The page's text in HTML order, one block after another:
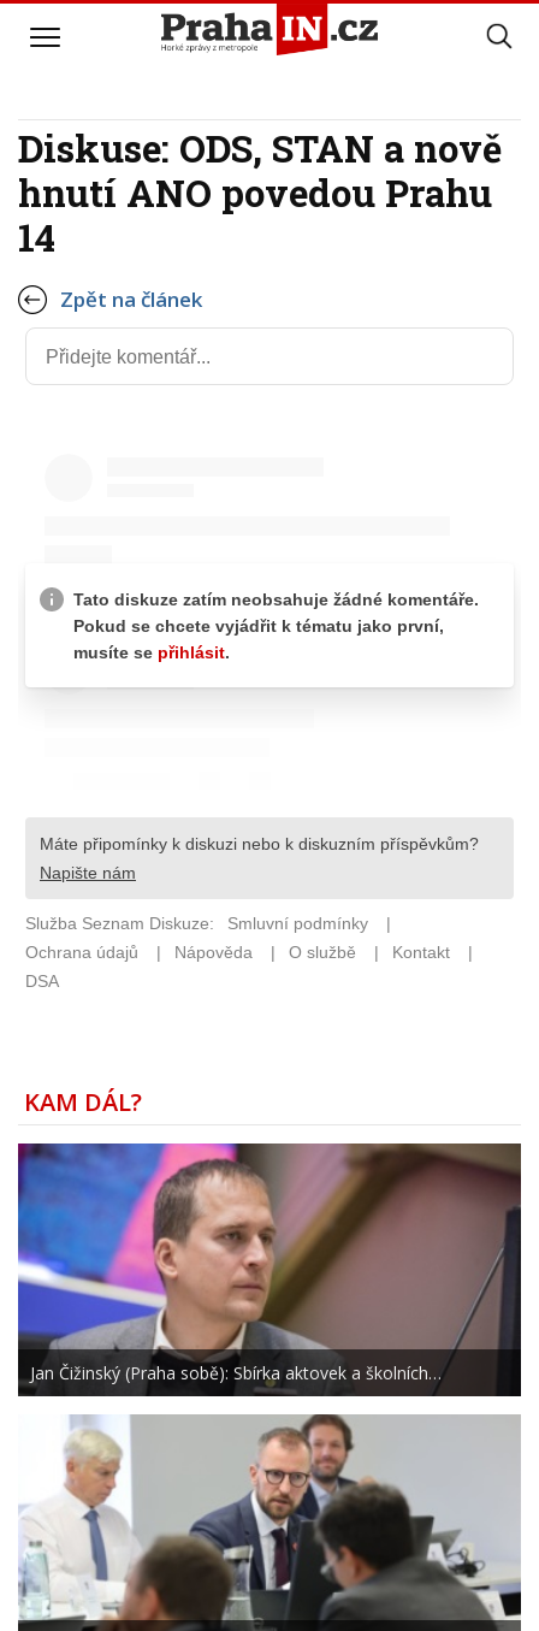
Diskuse: ODS, STAN a nově
hnutí ANO povedou Prahu
14
Zpět na článek
KAM DÁL?
Jan Čižinský (Praha sobě): Sbírka aktovek a školních…